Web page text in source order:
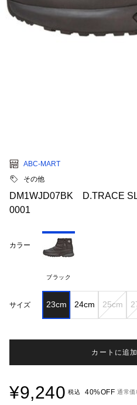
ABC-MART
その他
DM1WJD07BK D.TRACE
0001
カラー
ブラック
サイズ 23cm 24cm 25cm
カートに追加
¥9,240 税込 40%OFF 通常価